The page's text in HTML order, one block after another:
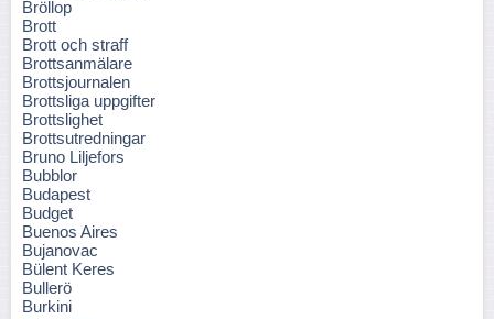
Bröllop
Brott
Brott och straff
Brottsanmälare
Brottsjournalen
Brottsliga uppgifter
Brottslighet
Brottsutredningar
Bruno Liljefors
Bubblor
Budapest
Budget
Buenos Aires
Bujanovac
Bülent Keres
Bullerö
Burkini